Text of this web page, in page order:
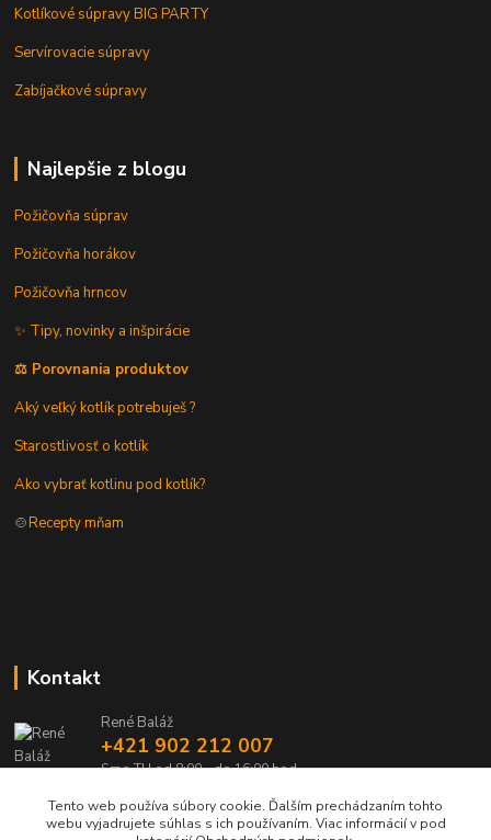
Kotlíkové súpravy BIG PARTY
Servírovacie súpravy
Zabíjačkové súpravy
Najlepšie z blogu
Požičovňa súprav
Požičovňa horákov
Požičovňa hrncov
✨ Tipy, novinky a inšpirácie
⚖️ Porovnania produktov
Aký veľký kotlík potrebuješ ?
Starostlivosť o kotlík
Ako vybrať kotlinu pod kotlík?
🍲Recepty mňam
Kontakt
René Baláž
+421 902 212 007
Sme TU od 8:00 - do 16:00 hod
info@kotlik.sk
Tento web používa súbory cookie. Ďalším prechádzaním tohto
webu vyjadrujete súhlas s ich používaním. Viac informácií v pod